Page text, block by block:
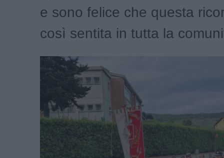
e sono felice che questa
così sentita in tutta la